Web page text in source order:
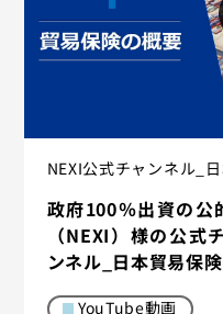
NEXI公式チャンネル_
政府100％出資の公
（NEXI）様の公式
ンネル_日本貿易保
YouTube動画